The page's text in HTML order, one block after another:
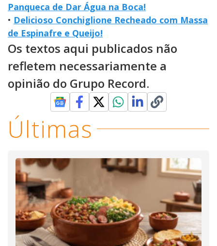
Panqueca de Dar Água na Boca!
• Delicioso Conchiglione Recheado com Massa
de Espinafre e Queijo!
Os textos aqui publicados não
refletem necessariamente a
opinião do Grupo Record.
Últimas